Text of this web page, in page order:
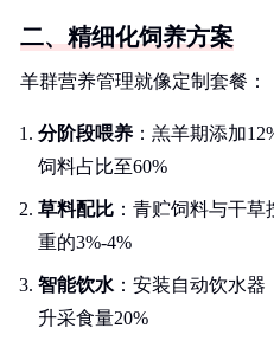
二、精细化饲养方案
羊群营养管理就像定制套餐：
分阶段喂养 ：羔羊期添加
饲料占比至60%
草料配比 ：青贮饲料与干
重的3%-4%
智能饮水 ：安装自动饮水
升采食量20%